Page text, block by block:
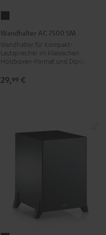
AC
7500
SM
Schwarz
Wandhalter AC 7500 SM
Wandhalter für Kompakt-
Lautsprecher im klassischen
Holzboxen-Format und Dipole
29,99 €